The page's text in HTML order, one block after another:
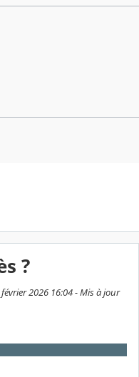
?
2026 16:04 - Mis à jour